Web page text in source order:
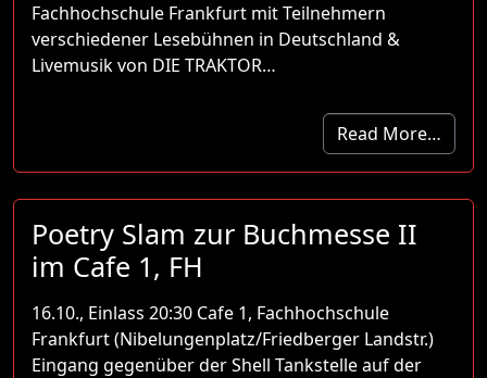
Fachhochschule Frankfurt mit Teilnehmern
verschiedener Lesebühnen in Deutschland &
Livemusik von DIE TRAKTOR…
Read More…
Poetry Slam zur Buchmesse II
im Cafe 1, FH
16.10., Einlass 20:30 Cafe 1, Fachhochschule
Frankfurt (Nibelungenplatz/Friedberger Landstr.)
Eingang gegenüber der Shell Tankstelle auf der